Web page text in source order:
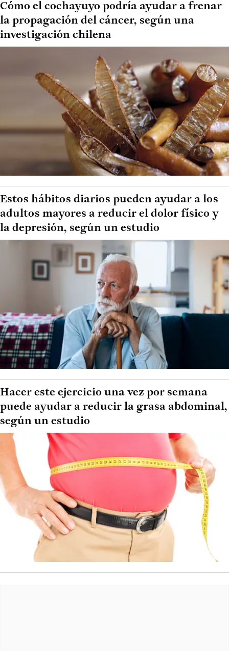
Cómo el cochayuyo podría ayudar a frenar
la propagación del cáncer, según una
investigación chilena
Estos hábitos diarios pueden ayudar a los
adultos mayores a reducir el dolor físico y
la depresión, según un estudio
Hacer este ejercicio una vez por semana
puede ayudar a reducir la grasa abdominal,
según un estudio